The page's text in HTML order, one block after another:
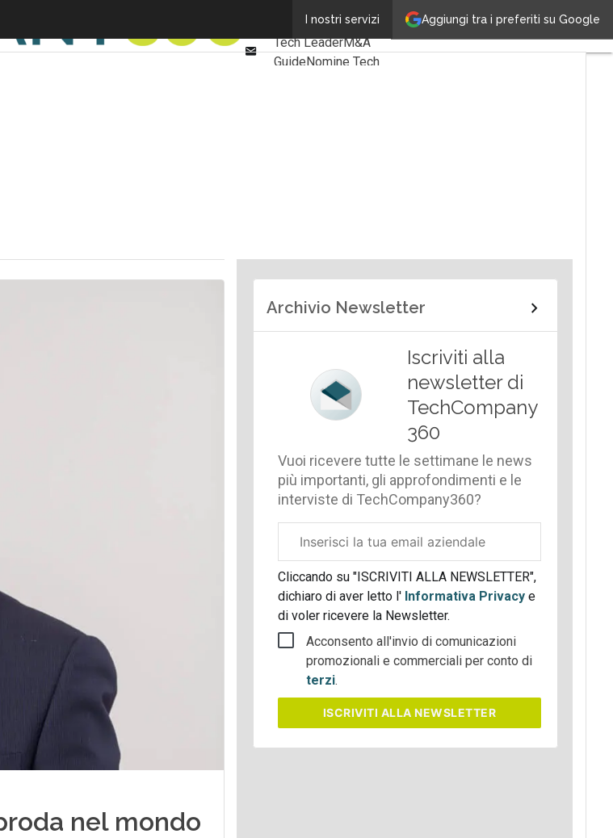
Aggiungi tra i preferiti su Google
I nostri servizi
Email
Ultimi articoli
Tech LeaderM&A
GuideNomine Tech
nel mondo
Archivio Newsletter
Iscriviti alla
newsletter di
TechCompany
360
Vuoi ricevere tutte le settimane le news
più importanti, gli approfondimenti e le
interviste di TechCompany360?
aziendale
Cliccando su "ISCRIVITI ALLA NEWSLETTER",
dichiaro di aver letto l'Informativa Privacy e
di voler ricevere la Newsletter.
Acconsento all'invio di comunicazioni
promozionali e commerciali per conto di
terzi.
ISCRIVITI ALLA NEWSLETTER